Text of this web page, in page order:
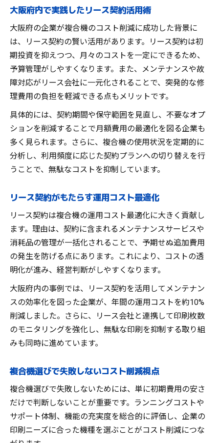
リース契約変更による複合機運用の最適化
複合機のリース契約見直しで得られる効果
コスト削減がもたらす業務効率化の実例
複合機コスト削減を目指すなら押さえたいポイ
ント
複合機コスト削減の基本とリース契約活用
法
コスト削減を成功へ導く複合機運用セオリ
ー
リース契約活用で見直すべき費用項目一覧
コスト削減と機能活用のバランスを考える
コスト削減と機能活用が導く新たな業務改革
複合機コスト削減が業務改革に与える影響
リース契約活用と機能最大活用のベストプ
ラン
コスト削減と業務効率化を両立する方法
複合機機能を活かしたコスト削減の実践例
リース契約見直しがもたらす業務改善効果
大阪府内で実践したリース契約活用術
大阪府の企業が複合機のコスト削減に成功した背景に
は、リース契約の賢い活用があります。リース契約は初
期投資を抑えつつ、月々のコストを一定にできるため、
予算管理がしやすくなります。また、メンテナンスや故
障対応がリース会社に一元化されることで、突発的な修
理費用の負担を軽減できる点もメリットです。
具体的には、契約期間や保守範囲を見直し、不要なオプ
ションを削減することで月額費用の最適化を図る企業も
多く見られます。さらに、複合機の使用状況を定期的に
分析し、利用頻度に応じた契約プランへの切り替えを行
うことで、無駄なコストを抑制しています。
リース契約がもたらす運用コスト最適化
リース契約は複合機の運用コスト最適化に大きく貢献し
ます。理由は、契約に含まれるメンテナンスサービスや
消耗品の管理が一括化されることで、予期せぬ追加費用
の発生を防げる点にあります。これにより、コストの透
明化が進み、経営判断がしやすくなります。
大阪府内の事例では、リース契約を活用してメンテナン
スの効率化を図った企業が、年間の運用コストを約10%
削減しました。さらに、リース会社と連携して印刷枚数
のモニタリングを強化し、無駄な印刷を抑制する取り組
みも同時に進めています。
複合機選びで失敗しないコスト削減視点
複合機選びで失敗しないためには、単に初期費用の安さ
だけで判断しないことが重要です。ランニングコストや
サポート体制、機能の充実度を総合的に評価し、企業の
印刷ニーズに合った機種を選ぶことがコスト削減につな